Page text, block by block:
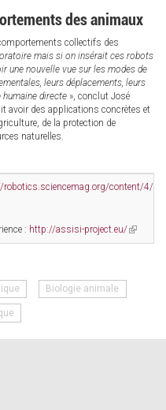
des animaux
collectifs des
mais si on insérait ces robots
une nouvelle vue sur les modes de
leurs déplacements, leurs
directe », conclut José
avoir des applications concrètes et
de la protection de
naturelles.
robotics.sciencemag.org/content/4/
: http://assisi-project.eu/(link
is
Biologie animale